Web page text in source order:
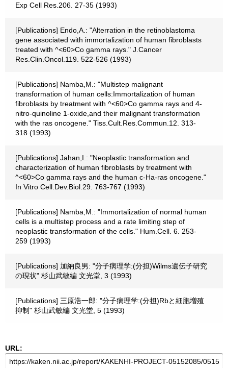
Exp Cell Res.206. 27-35 (1993)
[Publications] Endo,A.: "Alterration in the retinoblastoma
gene associated with immortalization of human fibroblasts
treated with ^<60>Co gamma rays." J.Cancer
Res.Clin.Oncol.119. 522-526 (1993)
[Publications] Namba,M.: "Multistep malignant
transformation of human cells:Immortalization of human
fibroblasts by treatment with ^<60>Co gamma rays and 4-
nitro-quinoline 1-oxide,and their malignant transformation
with the ras oncogene." Tiss.Cult.Res.Commun.12. 313-
318 (1993)
[Publications] Jahan,I.: "Neoplastic transformation and
characterization of human fibroblasts by treatment with
^<60>Co gamma rays and the human c-Ha-ras oncogene."
In Vitro Cell.Dev.Biol.29. 763-767 (1993)
[Publications] Namba,M.: "Immortalization of normal human
cells is a multistep process and a rate limiting step of
neoplastic transformation of the cells." Hum.Cell. 6. 253-
259 (1993)
[Publications] 加納良男: "分子病理学:(分担)Wilms遺伝子研究
の現状" 杉山武敏編 文光堂, 3 (1993)
[Publications] 三原浩一郎: "分子病理学:(分担)Rbと細胞増殖
抑制" 杉山武敏編 文光堂, 5 (1993)
URL: